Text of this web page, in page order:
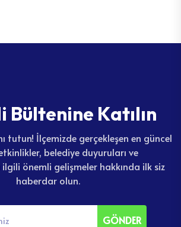
i Bültenine Katılın
tutun! İlçemizde gerçekleşen en güncel
belediye duyuruları ve
önemli gelişmeler hakkında ilk siz
haberdar olun.
GÖNDER